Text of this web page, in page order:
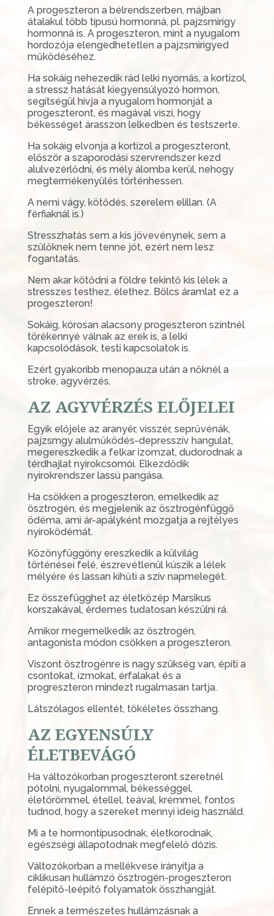
A progeszteron a bélrendszerben, májban
átalakul több típusú hormonná, pl. pajzsmirigy
hormonná is. A progeszteron, mint a nyugalom
hordozója elengedhetetlen a pajzsmirigyed
működéséhez.
Ha sokáig nehezedik rád lelki nyomás, a kortizol,
a stressz hatását kiegyensúlyozó hormon,
segítségül hívja a nyugalom hormonját a
progeszteront, és magával viszi, hogy
békességet árasszon lelkedben és testszerte.
Ha sokáig elvonja a kortizol a progeszteront,
először a szaporodási szervrendszer kezd
alulvezérlődni, és mély álomba kerül, nehogy
megtermékenyülés történhessen.
A nemi vágy, kötődés, szerelem elillan. (A
férfiaknál is.)
Stresszhatás sem a kis jövevénynek, sem a
szülőknek nem tenne jót, ezért nem lesz
fogantatás.
Nem akar kötődni a földre tekintő kis lélek a
stresszes testhez, élethez. Bölcs áramlat ez a
progeszteron!
Sokáig, kórosan alacsony progeszteron szintnél
törékennyé válnak az erek is, a lelki
kapcsolódások, testi kapcsolatok is.
Ezért gyakoribb menopauza után a nőknél a
stroke, agyvérzés.
AZ AGYVÉRZÉS ELŐJELEI
Egyik előjele az aranyér, visszér, seprűvénák,
pajzsmgy alulműködés-depresszív hangulat,
megereszkedik a felkar izomzat, dudorodnak a
térdhajlat nyirokcsomói. Elkezdődik
nyirokrendszer lassú pangása.
Ha csökken a progeszteron, emelkedik az
ösztrogén, és megjelenik az ösztrogénfüggő
ödéma, ami ár-apályként mozgatja a rejtélyes
nyiroködémát.
Közönyfüggöny ereszkedik a külvilág
történései felé, észrevétlenül kúszik a lélek
mélyére és lassan kihűti a szív napmelegét.
Ez összefügghet az életközép Marsikus
korszakával, érdemes tudatosan készülni rá.
Amikor megemelkedik az ösztrogén,
antagonista módon csökken a progeszteron.
Viszont ösztrogénre is nagy szükség van, építi a
csontokat, izmokat, érfalakat és a
progreszteron mindezt rugalmasan tartja.
Látszólagos ellentét, tökéletes összhang.
AZ EGYENSÚLY
ÉLETBEVÁGÓ
Ha változókorban progeszteront szeretnél
pótolni, nyugalommal, békességgel,
életörömmel, étellel, teával, krémmel, fontos
tudnod, hogy a szereket mennyi ideig használd.
Mi a te hormontípusodnak, életkorodnak,
egészségi állapotodnak megfelelő dózis.
Változókorban a mellékvese irányítja a
ciklikusan hullámzó ösztrogén-progeszteron
felépítő-leépítő folyamatok összhangját.
Ennek a természetes hullámzásnak a